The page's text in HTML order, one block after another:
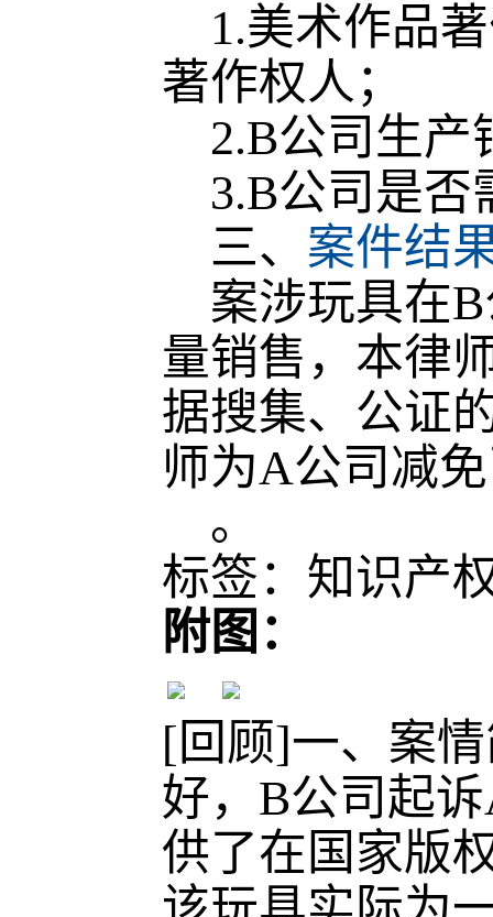
1.美术作品著
著作权人；
2.B公司生产
3.B公司是否
三、 案件结
案涉玩具在B
量销售，本律
据搜集、公证
师为A公司减
。
标签：知识产
附图：
[回顾]一、案
好，B公司起
供了在国家版